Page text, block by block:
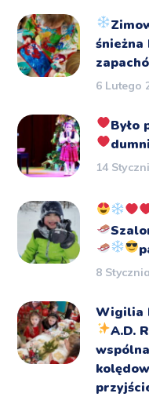
6 Lutego
Było
14
8
Wigilia
A.D.